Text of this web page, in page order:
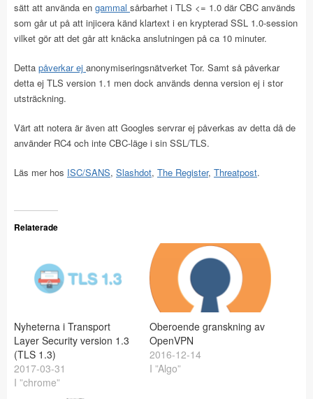
sätt att använda en gammal sårbarhet i TLS <= 1.0 där CBC används
som går ut på att injicera känd klartext i en krypterad SSL 1.0-session
vilket gör att det går att knäcka anslutningen på ca 10 minuter.
Detta påverkar ej anonymiseringsnätverket Tor. Samt så påverkar
detta ej TLS version 1.1 men dock används denna version ej i stor
utsträckning.
Värt att notera är även att Googles servrar ej påverkas av detta då de
använder RC4 och inte CBC-läge i sin SSL/TLS.
Läs mer hos ISC/SANS, Slashdot, The Register, Threatpost.
Relaterade
Nyheterna i Transport
Layer Security version 1.3
(TLS 1.3)
2017-03-31
I ”chrome”
Oberoende granskning av
OpenVPN
2016-12-14
I ”Algo”